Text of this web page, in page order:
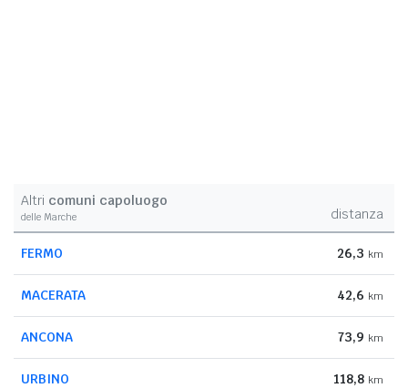
Altri comuni capoluogo
delle Marche distanza
FERMO 26,3 km
MACERATA 42,6 km
ANCONA 73,9 km
URBINO 118,8 km